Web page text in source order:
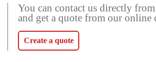
You can contact us directly
and get a quote from our online
Create a quote